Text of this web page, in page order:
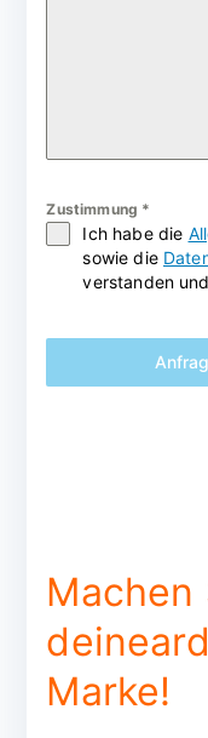
Zustimmung *
Ich habe die
sowie die
verstanden
Machen
Marke!